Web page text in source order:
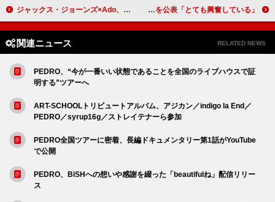
ジャックス・ジョーンズ×Ado、TVアニメ『BEYBLADE X』新シリーズのエンド・ソング「Stay Gold」配信 デュア・リパ、カラム・ターナーとの婚約を公表「とても興奮している」
関連ニュース RELATED NEWS
PEDRO、“今が一番いい状態であることを全国のライブハウスで証
明する”ツアーへ
ART-SCHOOLトリビュートアルバム、アジカン／indigo la End／
PEDRO／syrup16g／ストレイテナーら参加
PEDRO全国ツアーに密着、長編ドキュメンタリー第1話がYouTube
で公開
PEDRO、BiSHへの想いや感謝を綴った「beautifulね」配信リリー
ス